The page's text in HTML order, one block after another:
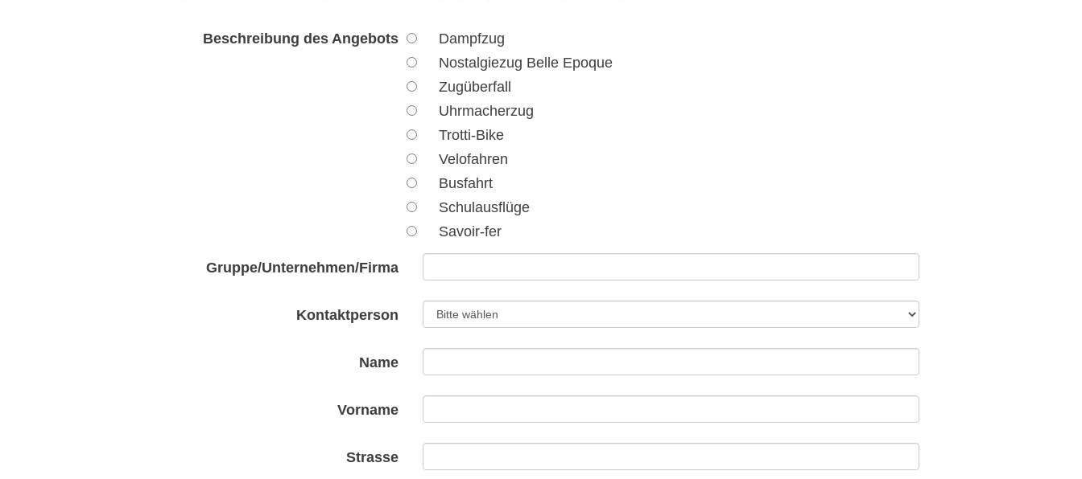
Beschreibung des Angebots
Dampfzug
Nostalgiezug Belle Epoque
Zugüberfall
Uhrmacherzug
Trotti-Bike
Velofahren
Busfahrt
Schulausflüge
Savoir-fer
Gruppe/Unternehmen/Firma
Kontaktperson
Name
Vorname
Strasse